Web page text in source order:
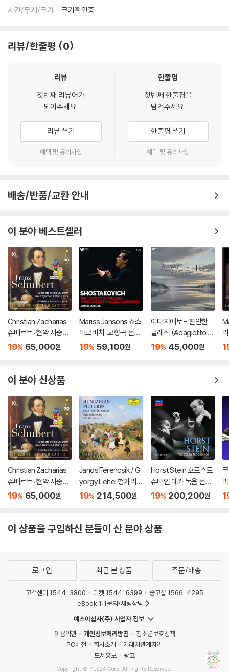
시간/무게/크기
크기확인중
리뷰/한줄평 0
리뷰
첫번째 리뷰어가
되어주세요.
리뷰 쓰기
혜택 및 유의사항
한줄평
첫번째 한줄평을
남겨주세요.
한줄평 쓰기
혜택 및 유의사항
배송/반품/교환 안내
이 분야 베스트셀러
Christian Zacharias
슈베르트: 현악 사중주
전곡 외 (Schubert: C
& String Trios)
19% 65,000원
Mariss Jansons 쇼스
타코비치: 교향곡 전곡,
재즈 모음곡, 협주곡 (S
19% 59,100원
아다지에토 - 편안한
클래식 (Adagietto -
Smooth & Relaxing
19% 45,000원
이 분야 신상품
Christian Zacharias
슈베르트: 현악 사중주
전곡 외 (Schubert: C
& String Trios)
19% 65,000원
Janos Ferencsik / G
yorgy Lehel 헝가리
음악 선집 (Hungarian
19% 214,500원
Horst Stein 호르스트
슈타인 데카 녹음 전집
(The Decca Recordi
19% 200,200원
이 상품을 구입하신 분들이 산 분야 상품
로그인 최근 본 상품 주문/배송
고객센터 1544-3800 티켓 1544-6399
중고샵 1566-4295
eBook 1:1문의/채팅상담
예스이십사(주) 사업자 정보
이용약관
개인정보처리방침
청소년보호정책
PC버전
회사소개
거래처관계자께
도서홍보
광고
Copyright © YES24 Corp. All Rights Reserved.